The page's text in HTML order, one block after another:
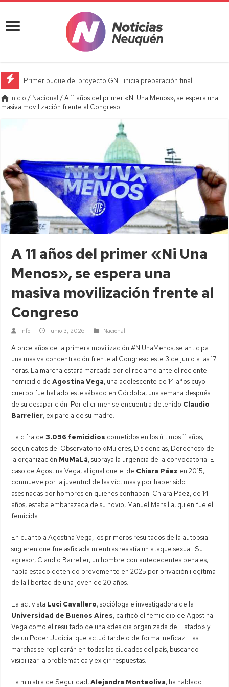
Primer buque del proyecto GNL inicia preparación final
Inicio / Nacional /A 11 años del primer «Ni Una Menos», se espera una
masiva movilización frente al Congreso
A 11 años del primer «Ni Una
Menos», se espera una
masiva movilización frente al
Congreso
Info junio 3, 2026 Nacional
A once años de la primera movilización #NiUnaMenos, se anticipa
una masiva concentración frente al Congreso este 3 de junio a las 17
horas. La marcha estará marcada por el reclamo ante el reciente
homicidio deAgostina Vega, una adolescente de 14 años cuyo
cuerpo fue hallado este sábado en Córdoba, una semana después
de su desaparición. Por el crimen se encuentra detenido Claudio
Barrelier, ex pareja de su madre.
La cifra de 3.096 femicidios cometidos en los últimos 11 años,
según datos del Observatorio «Mujeres, Disidencias, Derechos» de
la organización MuMaLá, subraya la urgencia de la convocatoria. El
caso de Agostina Vega, al igual que el de Chiara Páez en 2015,
conmueve por la juventud de las víctimas y por haber sido
asesinadas por hombres en quienes confiaban. Chiara Páez, de 14
años, estaba embarazada de su novio, Manuel Mansilla, quien fue el
femicida.
En cuanto a Agostina Vega, los primeros resultados de la autopsia
sugieren que fue asfixiada mientras resistía un ataque sexual. Su
agresor, Claudio Barrelier, un hombre con antecedentes penales,
había estado detenido brevemente en 2025 por privación ilegítima
de la libertad de una joven de 20 años.
La activista Luci Cavallero, socióloga e investigadora de la
Universidad de Buenos Aires, calificó el femicidio de Agostina
Vega como el resultado de una «desidia organizada del Estado» y
de un Poder Judicial que actuó tarde o de forma ineficaz. Las
marchas se replicarán en todas las ciudades del país, buscando
visibilizar la problemática y exigir respuestas.
La ministra de Seguridad,Alejandra Monteoliva, ha hablado